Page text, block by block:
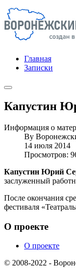
Главная
Записки
Капустин
Информация о
By
14 июля 2014
Просмотров:
Капустин Юрий
заслуженный
После окончания
фестиваля
О проекте
О проекте
© 2008-2022 -